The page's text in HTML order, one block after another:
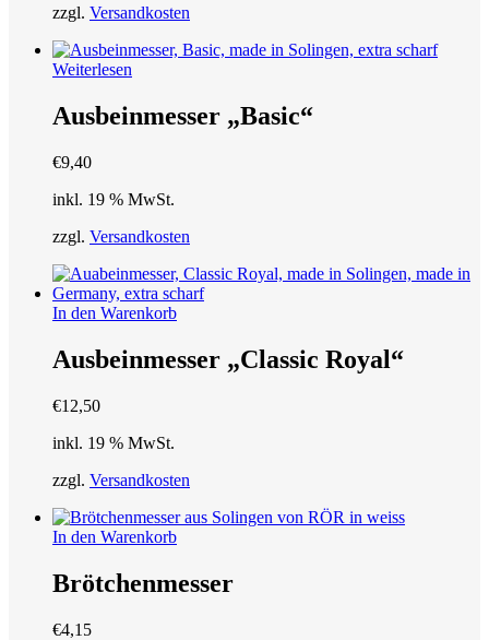
zzgl. Versandkosten
Weiterlesen
Ausbeinmesser „Basic“
€9,40
inkl. 19 % MwSt.
zzgl. Versandkosten
In den Warenkorb
Ausbeinmesser „Classic Royal“
€12,50
inkl. 19 % MwSt.
zzgl. Versandkosten
In den Warenkorb
Brötchenmesser
€4,15